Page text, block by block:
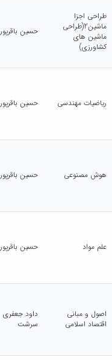
طراحی اجزا
ماشین2(طراحی
ماشین های
کشاورزی)
حسین باقرپور
ریاضیات مهندسی حسین باقرپور
هوش مصنوعی حسین باقرپور
علم مواد حسین باقرپور
اصول و مبانی
اقتصاد اسلامی
داود جعفری
سرشت